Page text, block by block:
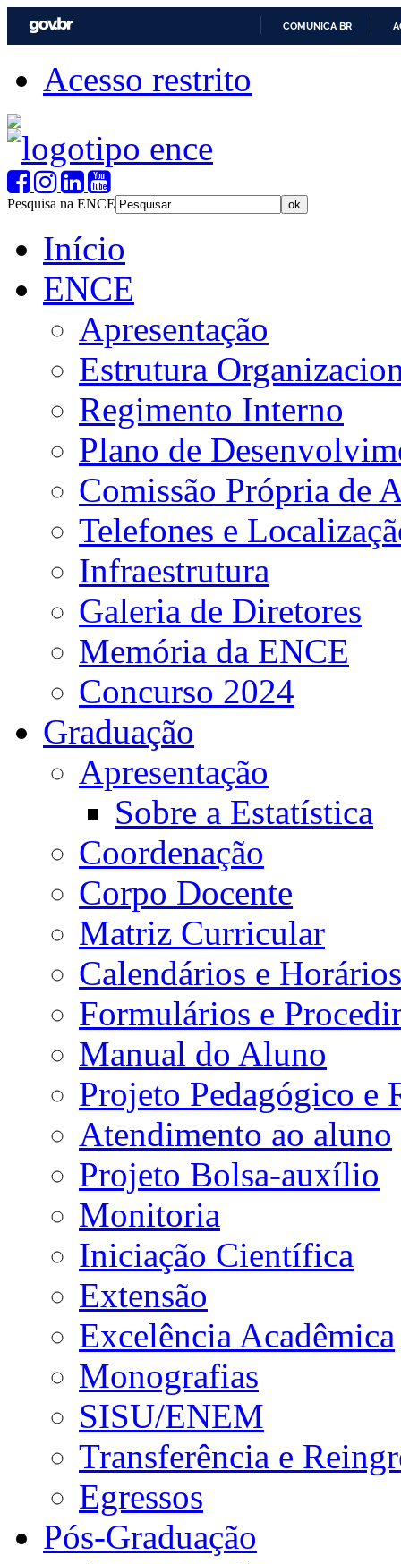
COMUNICA BR
Acesso restrito
Pesquisa na ENCE
Início
ENCE
Apresentação
Estrutura
Regimento Interno
Plano de
Comissão Própria de
Telefones e
Infraestrutura
Galeria de Diretores
Memória da ENCE
Concurso 2024
Graduação
Apresentação
Sobre a Estatística
Coordenação
Corpo Docente
Matriz Curricular
Calendários e Horários
Formulários e
Manual do Aluno
Projeto Pedagógico e
Atendimento ao aluno
Projeto Bolsa-auxílio
Monitoria
Iniciação Científica
Extensão
Excelência Acadêmica
Monografias
SISU/ENEM
Transferência e
Egressos
Pós-Graduação